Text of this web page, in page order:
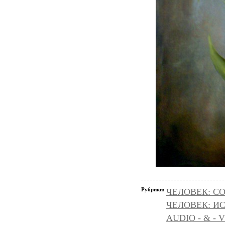
Рубрики: ЧЕЛОВЕК:
ЧЕЛОВЕК:
AUDIO - & -